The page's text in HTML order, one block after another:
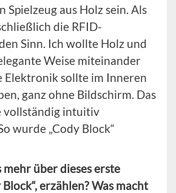
Spielzeug aus Holz sein. Als
die RFID-
Sinn. Ich wollte Holz und
Weise miteinander
Elektronik sollte im Inneren
ganz ohne Bildschirm. Das
vollständig intuitiv
wurde „Cody Block“
mehr über dieses erste
erzählen? Was macht